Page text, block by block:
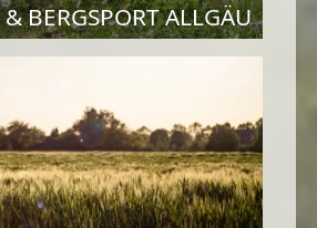
BERGSPORT ALLGÄU